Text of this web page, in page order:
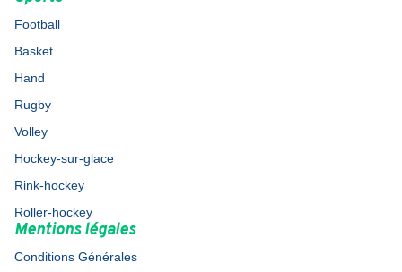
Football
Basket
Hand
Rugby
Volley
Hockey-sur-glace
Rink-hockey
Roller-hockey
Mentions légales
Conditions Générales